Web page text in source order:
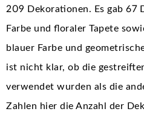
209 Dekorationen. Es gab 67
Farbe und floraler Tapete
blauer Farbe und
ist nicht klar, ob die
verwendet wurden als die
Zahlen hier die Anzahl der